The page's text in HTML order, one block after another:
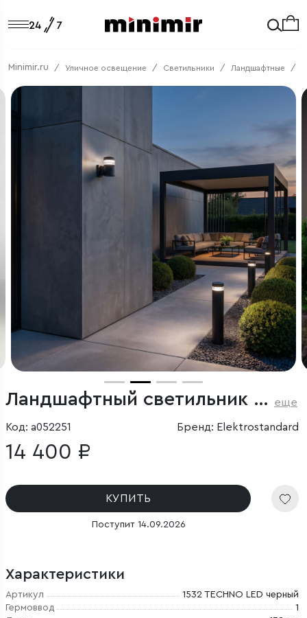
Minimir.ru Уличное освещение Светильники Ландшафтные
Ландшафтный светильник IP65 еще
Код: a052251 Бренд: Elektrostandard
14 400 ₽
КУПИТЬ
Поступит 14.09.2026
Характеристики
Артикул
1532 TECHNO LED черный
Гермоввод
1